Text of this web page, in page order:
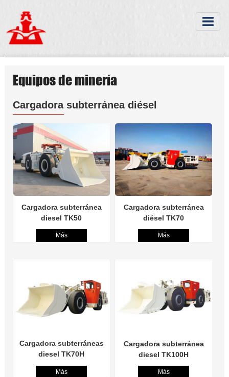
Equipos de minería
Cargadora subterránea diésel
Cargadora subterránea
diesel TK50
Más
Cargadora subterránea
diésel TK70
Más
Cargadora subterráneas
diesel TK70H
Más
Cargadora subterránea
diesel TK100H
Más